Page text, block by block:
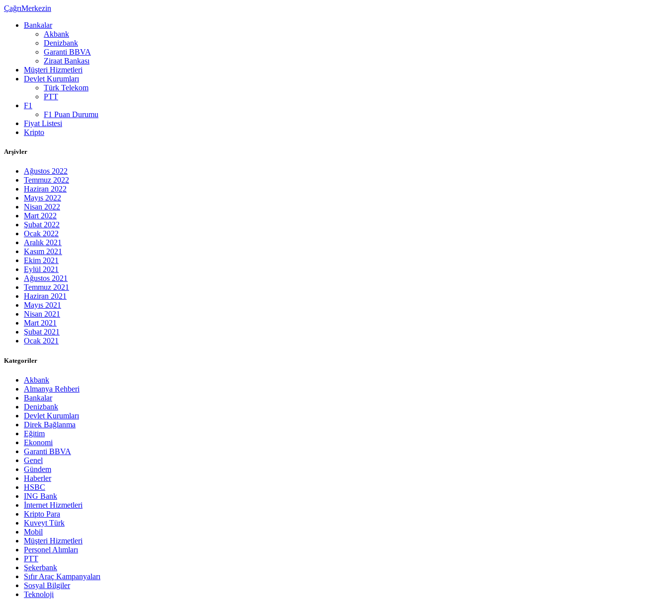
ÇağrıMerkezin
Bankalar
Akbank
Denizbank
Garanti BBVA
Ziraat Bankası
Müşteri Hizmetleri
Devlet Kurumları
Türk Telekom
PTT
F1
F1 Puan Durumu
Fiyat Listesi
Kripto
Arşivler
Ağustos 2022
Temmuz 2022
Haziran 2022
Mayıs 2022
Nisan 2022
Mart 2022
Şubat 2022
Ocak 2022
Aralık 2021
Kasım 2021
Ekim 2021
Eylül 2021
Ağustos 2021
Temmuz 2021
Haziran 2021
Mayıs 2021
Nisan 2021
Mart 2021
Şubat 2021
Ocak 2021
Kategoriler
Akbank
Almanya Rehberi
Bankalar
Denizbank
Devlet Kurumları
Direk Bağlanma
Eğitim
Ekonomi
Garanti BBVA
Genel
Gündem
Haberler
HSBC
ING Bank
İnternet Hizmetleri
Kripto Para
Kuveyt Türk
Mobil
Müşteri Hizmetleri
Personel Alımları
PTT
Şekerbank
Sıfır Araç Kampanyaları
Sosyal Bilgiler
Teknoloji